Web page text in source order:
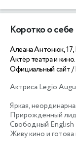
Коротко о себе
Алеана Антонюк,
Актёр театра и кино.
Официальный сайт
Актриса Legio
Яркая,
Прирожденный
Свободный English